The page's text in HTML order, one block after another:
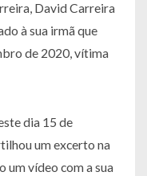
David Carreira
à sua irmã que
de 2020, vítima
dia 15 de
um excerto na
um vídeo com a sua